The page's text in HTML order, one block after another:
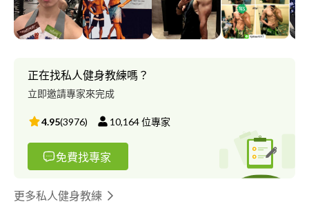
突破 ✅ 服務項目：一對一／一對多教練課程｜廠商合作課程｜拍
攝錄製課程 ✅ 歡迎私訊了解免費洽談：hjshao1017 您好，我是健
身教練 Jay！??‍♂️ 我熱愛健身運動，不停精進運動科學和優化體態
選手。? 我的教學原則是 ? 安全而有效率 ? 的訓練。課前依據您的
健身目標共同制定計畫，為您量身訂做教練課程、自主訓練菜單，
並建議合理的飲食，幫助您實現健康生活、更優質的體態和體
能！?
正在找私人健身教練嗎？
立即邀請專家來完成
4.95(3976) 10,164位專家
免費找專家
更多私人健身教練